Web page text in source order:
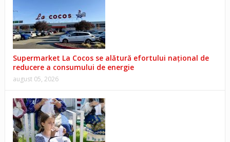
Supermarket La Cocos se alătură efortului național de
reducere a consumului de energie
august 05, 2026